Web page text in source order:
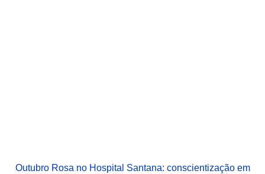
Outubro Rosa no Hospital Santana: conscientização em